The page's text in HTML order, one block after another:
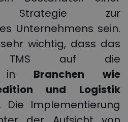
Strategie zur
Unternehmens sein.
wichtig, dass das
TMS auf die
in Branchen wie
und Logistik
Die Implementierung